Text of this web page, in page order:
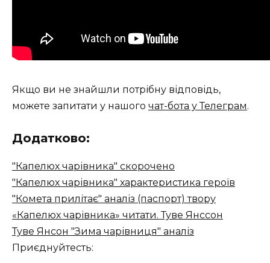
Якщо ви не знайшли потрібну відповідь,
можете запитати у нашого чат-бота у Телеграм.
Додатково:
"Капелюх чарівника" скорочено
"Капелюх чарівника" характеристика героїв
"Комета прилітає" аналіз (паспорт) твору
«Капелюх чарівника» читати. Туве Янссон
Туве Янсон "Зима чарівниця" аналіз
Приєднуйтесть: